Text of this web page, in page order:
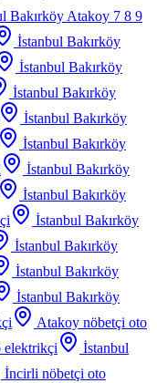
Bakırköy Atakoy 7 8 9
İstanbul Bakırköy
İstanbul Bakırköy
İstanbul Bakırköy
İstanbul Bakırköy
İstanbul Bakırköy
İstanbul Bakırköy
İstanbul Bakırköy
İstanbul Bakırköy
İstanbul Bakırköy
İstanbul Bakırköy
İstanbul Bakırköy
Atakoy nöbetçi oto
elektrikçi
İstanbul
İncirli nöbetçi oto